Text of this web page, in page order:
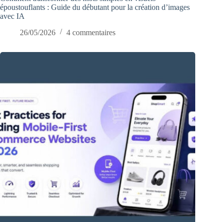
époustouflants : Guide du débutant pour la création d’images
avec IA
26/05/2026
4 commentaires